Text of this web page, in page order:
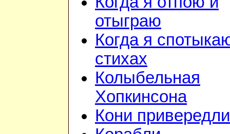
отыграю
Когда я
стихах
Колыбельная
Хопкинсона
Кони